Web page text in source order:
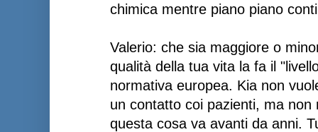
chimica mentre piano piano
Valerio: che sia maggiore o
qualità della tua vita la fa il
normativa europea. Kia non
un contatto coi pazienti, ma
questa cosa va avanti da anni.